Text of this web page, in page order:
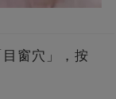
窗穴」，按